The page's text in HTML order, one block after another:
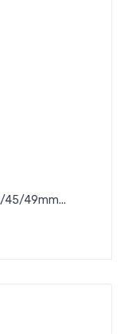
45/49mm...